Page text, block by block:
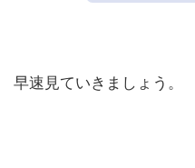
早速見ていきましょう。